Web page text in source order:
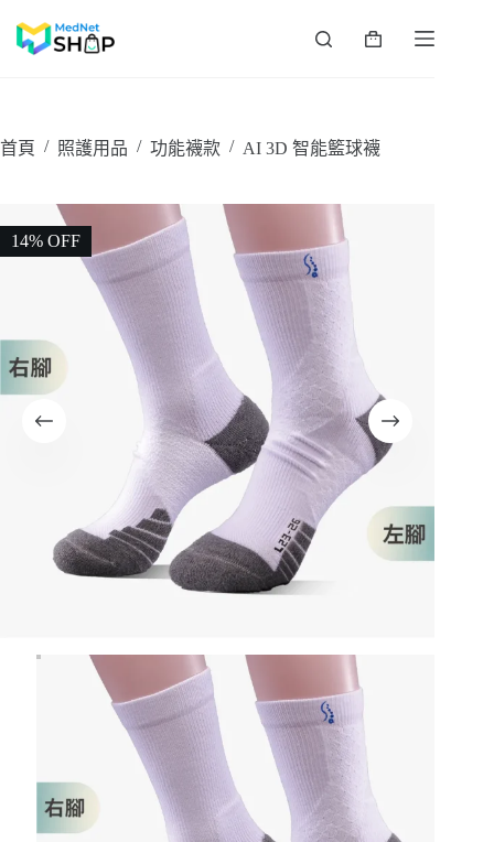
容
購
首頁 / 照護用品 / 功能襪款 / AI 3D 智能籃球襪
14% OFF